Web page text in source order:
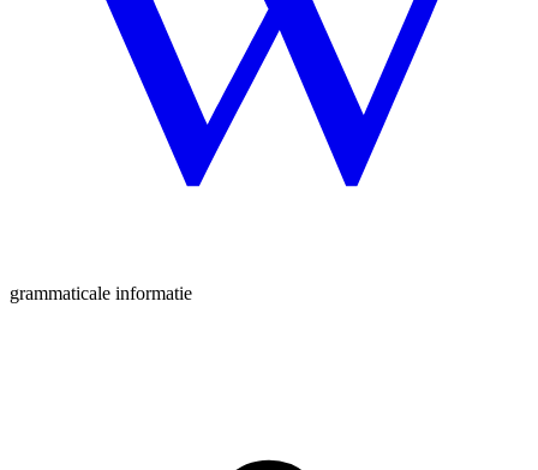
grammaticale informatie